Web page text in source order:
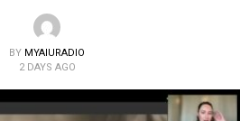
BY MYAIURADIO
2 DAYS AGO